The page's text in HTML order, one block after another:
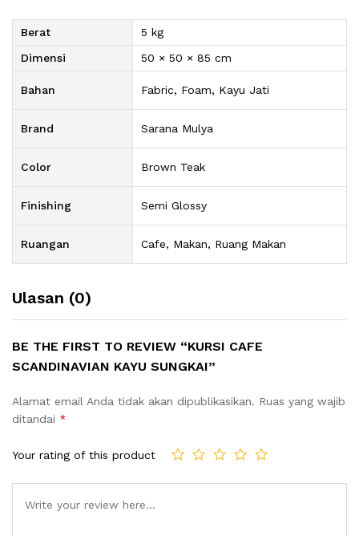
Berat
5 kg
Dimensi
50 × 50 × 85 cm
Bahan Fabric, Foam, Kayu Jati
Brand Sarana Mulya
Color Brown Teak
Finishing Semi Glossy
Ruangan Cafe, Makan, Ruang Makan
Ulasan (0)
BE THE FIRST TO REVIEW “KURSI CAFE
SCANDINAVIAN KAYU SUNGKAI”
Alamat email Anda tidak akan dipublikasikan. Ruas yang wajib
ditandai *
Your rating of this product